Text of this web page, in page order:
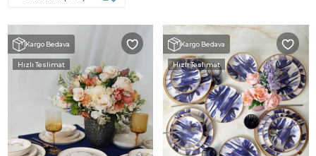
Kargo Bedava
Hızlı Teslimat
Kargo Bedava
Hızlı Teslimat